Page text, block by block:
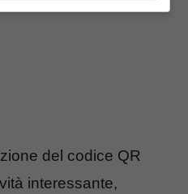
del codice QR
interessante,